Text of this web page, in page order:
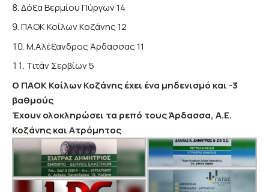
Δόξα Βερμίου Πύργων 14
ΠΑΟΚ Κοίλων Κοζάνης 12
Μ.Αλέξανδρος Άρδασσας 11
Τιτάν Σερβίων 5
Ο ΠΑΟΚ Κοίλων Κοζάνης έχει ένα μηδενισμό και -3
βαθμούς
Έχουν ολοκληρώσει τα ρεπό τους Άρδασσα, Α.Ε.
Κοζάνης και Ατρόμητος